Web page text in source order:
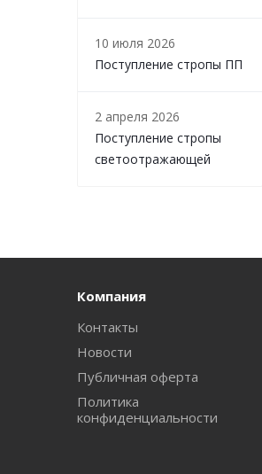
10 июля 2026
Поступление стропы ПП
2 апреля 2026
Поступление стропы
светоотражающей
Компания
Контакты
Новости
Публичная оферта
Политика
конфиденциальности